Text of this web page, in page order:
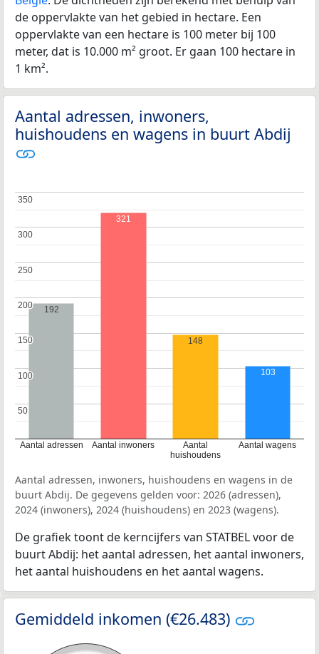
de oppervlakte van het gebied in hectare. Een
oppervlakte van een hectare is 100 meter bij 100
meter, dat is 10.000 m² groot. Er gaan 100 hectare in
1 km².
Aantal adressen, inwoners,
huishoudens en wagens in buurt Abdij
Aantal adressen Aantal inwoners
Aantal
huishoudens
Aantal wagens
50
50
100
100
150
150
200
200
250
250
300
300
350
350
192
321
148
103
Aantal adressen, inwoners, huishoudens en wagens in de
buurt Abdij. De gegevens gelden voor: 2026 (adressen),
2024 (inwoners), 2024 (huishoudens) en 2023 (wagens).
De grafiek toont de kerncijfers van STATBEL voor de
buurt Abdij: het aantal adressen, het aantal inwoners,
het aantal huishoudens en het aantal wagens.
Gemiddeld inkomen (€26.483)